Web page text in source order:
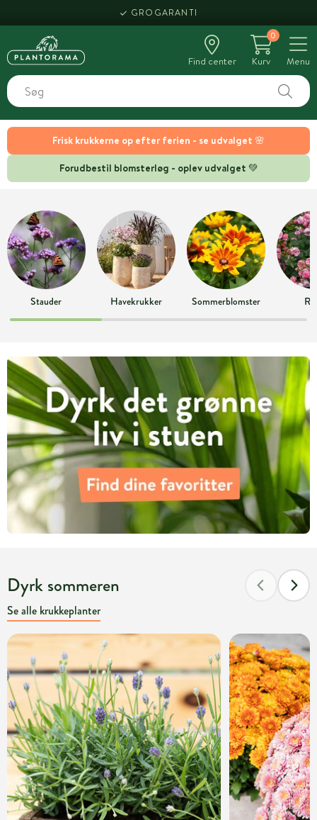
GROGARANTI
Find center
0
Kurv
Menu
Frisk krukkerne op efter ferien - se udvalget 🌸
Forudbestil blomsterløg - oplev udvalget 💚
Stauder Havekrukker Sommerblomster
Dyrk sommeren
Se alle krukkeplanter